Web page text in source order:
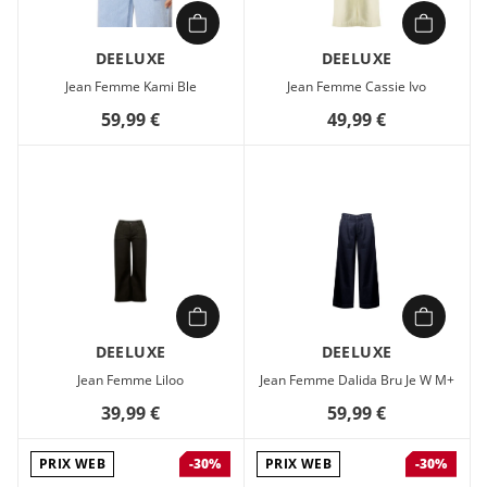
DEELUXE
Jean Femme Kami Ble
59,99 €
DEELUXE
Jean Femme Cassie Ivo
49,99 €
DEELUXE
Jean Femme Liloo
39,99 €
DEELUXE
Jean Femme Dalida Bru Je W M+
59,99 €
PRIX WEB -30% PRIX WEB -30%